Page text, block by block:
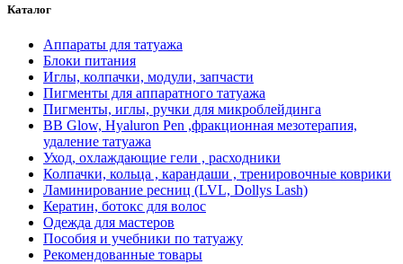
Каталог
Аппараты для татуажа
Блоки питания
Иглы, колпачки, модули, запчасти
Пигменты для аппаратного татуажа
Пигменты, иглы, ручки для микроблейдинга
BB Glow, Hyaluron Pen ,фракционная мезотерапия,
удаление татуажа
Уход, охлаждающие гели , расходники
Колпачки, кольца , карандаши , тренировочные коврики
Ламинирование ресниц (LVL, Dollys Lash)
Кератин, ботокс для волос
Одежда для мастеров
Пособия и учебники по татуажу
Рекомендованные товары